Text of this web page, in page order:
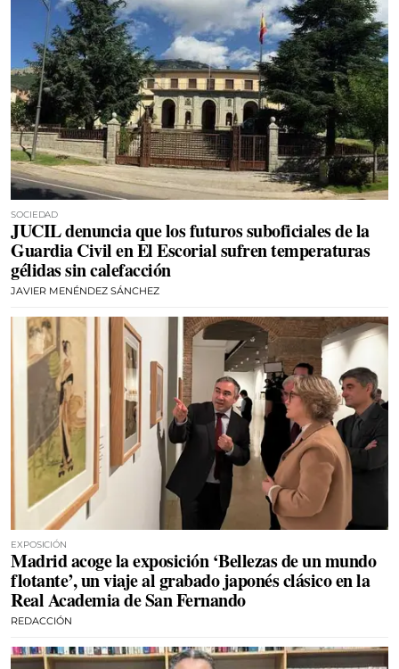
SOCIEDAD
JUCIL denuncia que los futuros suboficiales de la
Guardia Civil en El Escorial sufren temperaturas
gélidas sin calefacción
JAVIER MENÉNDEZ SÁNCHEZ
EXPOSICIÓN
Madrid acoge la exposición ‘Bellezas de un mundo
flotante’, un viaje al grabado japonés clásico en la
Real Academia de San Fernando
REDACCIÓN